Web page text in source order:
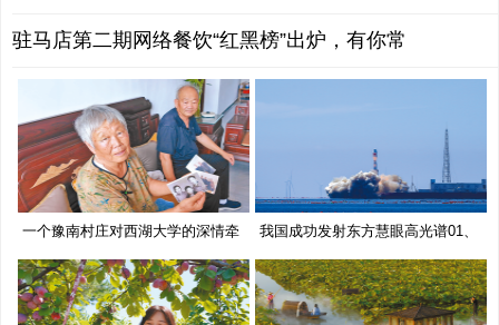
驻马店第二期网络餐饮“红黑榜”出炉，有你常
一个豫南村庄对西湖大学的深情牵
挂
我国成功发射东方慧眼高光谱01、
02